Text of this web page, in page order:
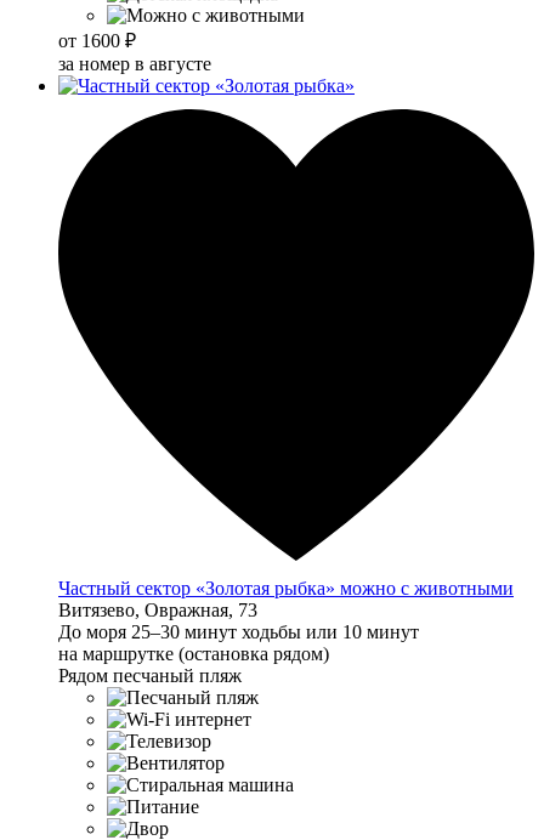
от 1600 ₽
за номер в августе
Частный сектор «Золотая рыбка» можно с животными
Витязево, Овражная, 73
До моря 25–30 минут ходьбы или 10 минут
на маршрутке (остановка рядом)
Рядом песчаный пляж